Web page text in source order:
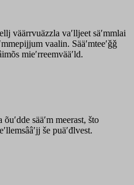
väärrvuäzzla vaʹlljeet säʹmmlai
vaalin. Sääʹmteeʹǧǧ
mieʹrreemvääʹld.
õuʹdde sääʹm meerast, što
še puäʹđlvest.